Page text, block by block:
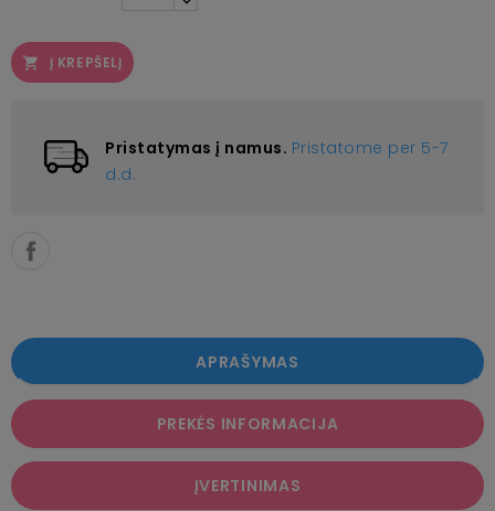
 Į KREPŠELĮ
Pristatymas į namus. Pristatome per 5-7
d.d.
APRAŠYMAS
PREKĖS INFORMACIJA
ĮVERTINIMAS